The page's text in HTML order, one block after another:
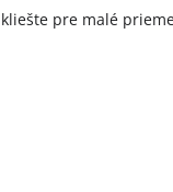
pre malé